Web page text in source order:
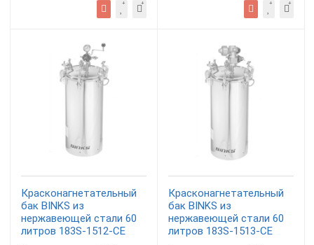
Красконагнетательный
бак BINKS из
нержавеющей стали 60
литров 183S-1512-CE
Красконагнетательный
бак BINKS из
нержавеющей стали 60
литров 183S-1513-CE